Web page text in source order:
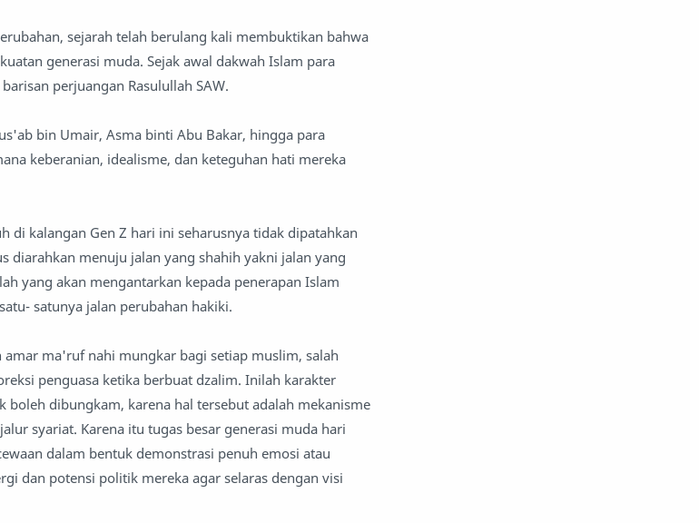
sejarah telah berulang kali membuktikan bahwa
generasi muda. Sejak awal dakwah Islam para
perjuangan Rasulullah SAW.
bin Umair, Asma binti Abu Bakar, hingga para
keberanian, idealisme, dan keteguhan hati mereka
di kalangan Gen Z hari ini seharusnya tidak dipatahkan
diarahkan menuju jalan yang shahih yakni jalan yang
yang akan mengantarkan kepada penerapan Islam
satunya jalan perubahan hakiki.
ma'ruf nahi mungkar bagi setiap muslim, salah
penguasa ketika berbuat dzalim. Inilah karakter
boleh dibungkam, karena hal tersebut adalah mekanisme
syariat. Karena itu tugas besar generasi muda hari
dalam bentuk demonstrasi penuh emosi atau
dan potensi politik mereka agar selaras dengan visi